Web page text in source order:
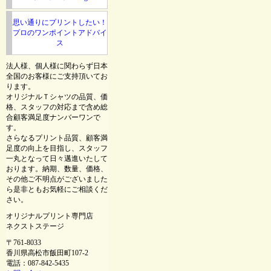
思い通りにプリントしたい！
プロのワンポイントアドバイ
ス
法人様、個人様に関わらず日本
全国のお客様にご支持頂いてお
ります。
オリジナルＴシャツの品質、価
格、スタッフの対応まで含め総
合顧客満足度ナンバーワンで
す。
さらなるプリント品質、顧客満
足度の向上を目指し、スタッフ
一丸となって日々邁進いたして
おります。納期、数量、価格、
その他ご不明点がございました
ら是非ともお気軽にご相談くだ
さい。
オリジナルプリント専門店
ネクストステージ
〒761-8033
香川県高松市飯田町107-2
電話：087-842-5435